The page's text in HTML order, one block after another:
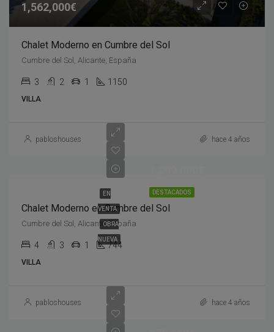
1,562,000€
Chalet Moderno en Cumbre del Sol
Cumbre del Sol, Alicante, España
3 2 1 1150
VILLA
pabloshouses hace 4 años
DESTACADOS
EN
VENTA
OBRA
NUEVA
Chalet Moderno en Cumbre del Sol
Cumbre del Sol, Alicante, España
4 3 1 744
VILLA
pabloshouses hace 4 años